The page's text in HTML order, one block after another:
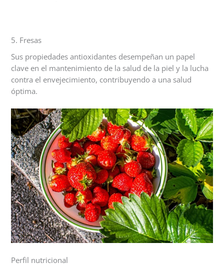
5. Fresas
Sus propiedades antioxidantes desempeñan un papel
clave en el mantenimiento de la salud de la piel y la lucha
contra el envejecimiento, contribuyendo a una salud
óptima.
Perfil nutricional